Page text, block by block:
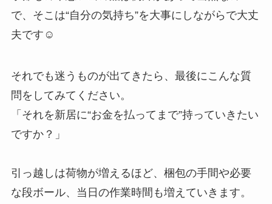
で、そこは“自分の気持ち”を大事にしながらで大丈
夫です☺️
それでも迷うものが出てきたら、最後にこんな質
問をしてみてください。
「それを新居に“お金を払ってまで”持っていきたい
ですか？」
引っ越しは荷物が増えるほど、梱包の手間や必要
な段ボール、当日の作業時間も増えていきます。